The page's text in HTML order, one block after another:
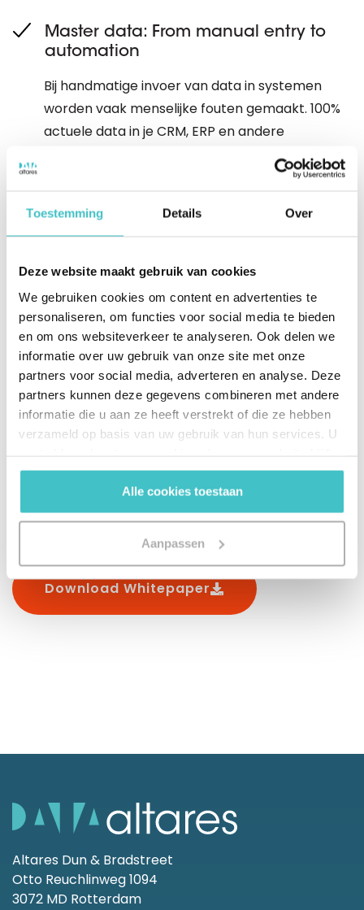
Toestemming Details Over
Deze website maakt gebruik van cookies
We gebruiken cookies om content en advertenties te
personaliseren, om functies voor social media te bieden
en om ons websiteverkeer te analyseren. Ook delen we
informatie over uw gebruik van onze site met onze
partners voor social media, adverteren en analyse. Deze
partners kunnen deze gegevens combineren met andere
informatie die u aan ze heeft verstrekt of die ze hebben
verzameld op basis van uw gebruik van hun services. U
gebruiken.
Alle cookies toestaan
Aanpassen
Master data: From manual entry to
automation
Bij handmatige invoer van data in systemen
worden vaak menselijke fouten gemaakt. 100%
actuele data in je CRM, ERP en andere
bedrijfsinformatiesystemen is dan ook een zeer
onwaarschijnlijk scenario. Sterker nog, door het
veranderende complexe wetgeving (zoals de
alsmaar korter.
Successful master data
management in 5 steps
Data is voor bedrijven een goudmijn. Als je
tenminste de kwaliteit kunt waarborgen. Of nog
beter, het managen van master data goed
hebt uitgedacht. Wil jij ook de kansen van
je door de bomen het bos niet meer? Wij lichten
5 belangrijke stappen uit om hiermee aan de
slag te gaan.
Download Whitepaper
Altares Dun & Bradstreet
Otto Reuchlinweg 1094
3072 MD Rotterdam